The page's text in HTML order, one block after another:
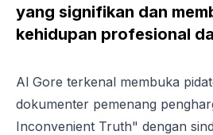
yang signifikan dan
kehidupan profesional
Al Gore terkenal membuka
dokumenter pemenang
Inconvenient Truth" dengan